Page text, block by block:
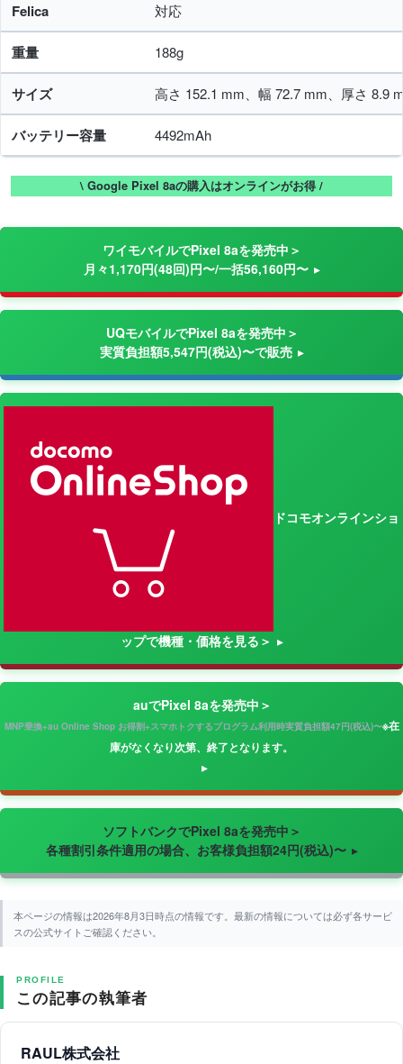
Felica 対応
重量 188g
サイズ 高さ 152.1 mm、幅 72.7 mm、厚さ 8.9
バッテリー容量 4492mAh
\ Google Pixel 8aの購入はオンラインがお得 /
ワイモバイルでPixel 8aを発売中＞
月々1,170円(48回)円〜/一括56,160円〜
UQモバイルでPixel 8aを発売中＞
実質負担額5,547円(税込)〜で販売
ドコモオンラインショ
ップで機種・価格を見る＞
auでPixel 8aを発売中＞
MNP乗換+au Online Shop お得割+スマホトクするプログラム利用時実質負担額47円(税込)〜※在
庫がなくなり次第、終了となります。
ソフトバンクでPixel 8aを発売中＞
各種割引条件適用の場合、お客様負担額24円(税込)〜
本ページの情報は2026年8月3日時点の情報です。最新の情報については必ず各サービ
スの公式サイトご確認ください。
PROFILE
この記事の執筆者
RAUL株式会社